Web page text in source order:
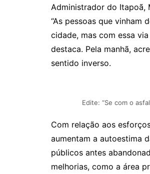
Administrador do Itapoã,
“As pessoas que vinham
cidade, mas com essa
destaca. Pela manhã,
sentido inverso.
Edite: “Se com o
Com relação aos
aumentam a autoestima
públicos antes
melhorias, como a área